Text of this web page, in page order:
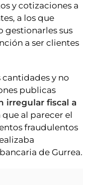
y cotizaciones a
a los que
gestionarles sus
a ser clientes
cantidades y no
publicas
irregular fiscal a
que al parecer el
fraudulentos
de Gurrea.